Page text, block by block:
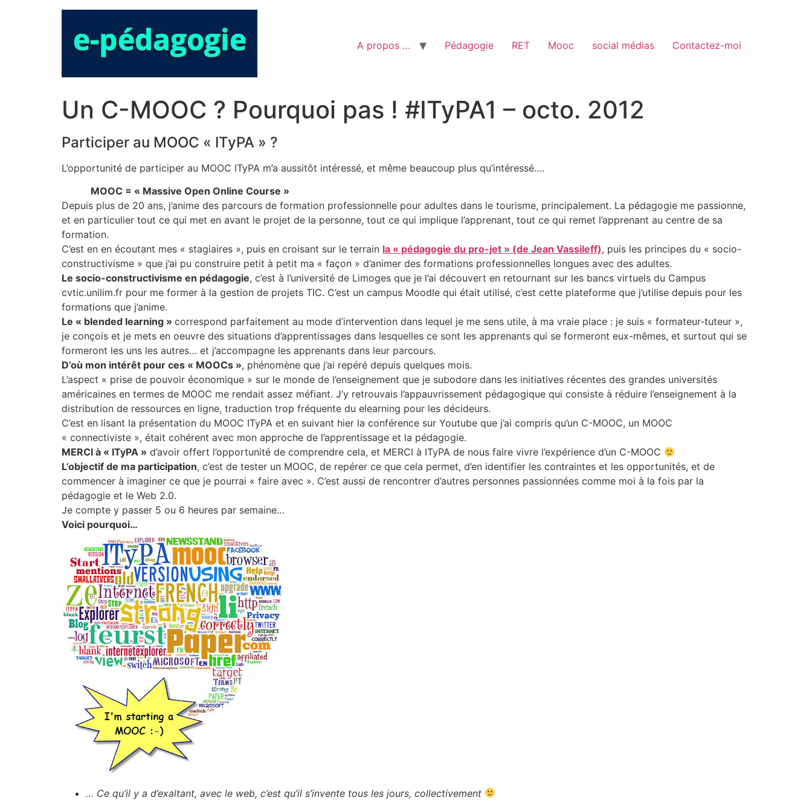
A propos …
Pédagogie RET Mooc social médias Contactez-moi
Un C-MOOC ? Pourquoi pas ! #ITyPA1 – octo. 2012
Participer au MOOC « ITyPA » ?
L’opportunité de participer au MOOC ITyPA m’a aussitôt intéressé, et même beaucoup plus qu’intéressé….
MOOC = « Massive Open Online Course »
Depuis plus de 20 ans, j’anime des parcours de formation professionnelle pour adultes dans le tourisme, principalement. La pédagogie me passionne,
et en particulier tout ce qui met en avant le projet de la personne, tout ce qui implique l’apprenant, tout ce qui remet l’apprenant au centre de sa
formation.
C’est en en écoutant mes « stagiaires », puis en croisant sur le terrain la « pédagogie du pro-jet » (de Jean Vassileff), puis les principes du « socio-
constructivisme » que j’ai pu construire petit à petit ma « façon » d’animer des formations professionnelles longues avec des adultes.
Le socio-constructivisme en pédagogie, c’est à l’université de Limoges que je l’ai découvert en retournant sur les bancs virtuels du Campus
cvtic.unilim.fr pour me former à la gestion de projets TIC. C’est un campus Moodle qui était utilisé, c’est cette plateforme que j’utilise depuis pour les
formations que j’anime.
Le « blended learning » correspond parfaitement au mode d’intervention dans lequel je me sens utile, à ma vraie place : je suis « formateur-tuteur »,
je conçois et je mets en oeuvre des situations d’apprentissages dans lesquelles ce sont les apprenants qui se formeront eux-mêmes, et surtout qui se
formeront les uns les autres… et j’accompagne les apprenants dans leur parcours.
D’où mon intérêt pour ces « MOOCs », phénomène que j’ai repéré depuis quelques mois.
L’aspect « prise de pouvoir économique » sur le monde de l’enseignement que je subodore dans les initiatives récentes des grandes universités
américaines en termes de MOOC me rendait assez méfiant. J’y retrouvais l’appauvrissement pédagogique qui consiste à réduire l’enseignement à la
distribution de ressources en ligne, traduction trop fréquente du elearning pour les décideurs.
C’est en lisant la présentation du MOOC ITyPA et en suivant hier la conférence sur Youtube que j’ai compris qu’un C-MOOC, un MOOC
« connectiviste », était cohérent avec mon approche de l’apprentissage et la pédagogie.
MERCI à « ITyPA » d’avoir offert l’opportunité de comprendre cela, et MERCI à ITyPA de nous faire vivre l’expérience d’un C-MOOC
L’objectif de ma participation, c’est de tester un MOOC, de repérer ce que cela permet, d’en identifier les contraintes et les opportunités, et de
commencer à imaginer ce que je pourrai « faire avec ». C’est aussi de rencontrer d’autres personnes passionnées comme moi à la fois par la
pédagogie et le Web 2.0.
Je compte y passer 5 ou 6 heures par semaine…
Voici pourquoi…
… Ce qu’il y a d’exaltant, avec le web, c’est qu’il s’invente tous les jours, collectivement